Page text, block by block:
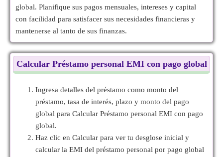
global. Planifique sus pagos mensuales, intereses y capital
con facilidad para satisfacer sus necesidades financieras y
mantenerse al tanto de sus finanzas.
Calcular Préstamo personal EMI con pago global
Ingresa detalles del préstamo como monto del
préstamo, tasa de interés, plazo y monto del pago
global para Calcular Préstamo personal EMI con pago
global.
Haz clic en Calcular para ver tu desglose inicial y
calcular la EMI del préstamo personal por pago global